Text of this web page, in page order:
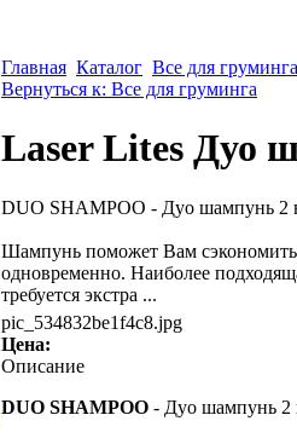
Главная Каталог Все для груминга
Вернуться к: Все для груминга
Laser Lites Дуо
DUO SHAMPOO - Дуо шампунь 2
Шампунь поможет Вам
одновременно. Наиболее
требуется экстра ...
pic_534832be1f4c8.jpg
Цена:
Описание
DUO SHAMPOO - Дуо шампунь 2